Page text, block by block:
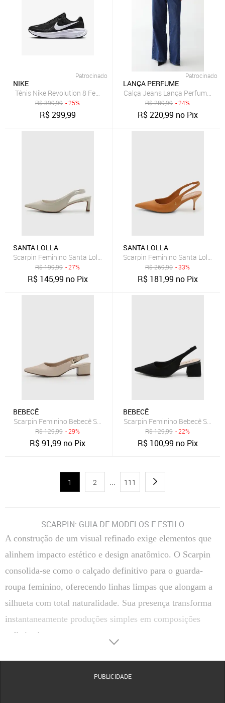
Patrocinado
NIKE
Tênis Nike Revolution 8 Feminino
R$399,99 - 25%
R$299,99
Patrocinado
LANÇA PERFUME
Calça Jeans Lança Perfume
R$289,99 - 24%
R$220,99 no Pix
SANTA LOLLA
Scarpin Feminino Santa Lolla Slingback Off-White
R$199,99 - 27%
R$ 145,99 no Pix
SANTA LOLLA
Scarpin Feminino Santa Lolla
R$269,90 - 33%
R$ 181,99 no Pix
BEBECÊ
Scarpin Feminino Bebecê Salto Grosso Texturizado Bege
R$129,99 - 29%
R$91,99 no Pix
BEBECÊ
Scarpin Feminino Bebecê Salto
R$129,99 - 22%
R$ 100,99 no Pix
1 2 ... 111
SCARPIN: GUIA DE MODELOS E ESTILO
A construção de um visual refinado exige elementos que
alinhem impacto estético e design anatômico. O Scarpin
consolida-se como o calçado definitivo para o guarda-
roupa feminino, oferecendo linhas limpas que alongam a
silhueta com total naturalidade. Sua presença transforma
instantaneamente produções simples em composições
sofisticadas.
PUBLICIDADE